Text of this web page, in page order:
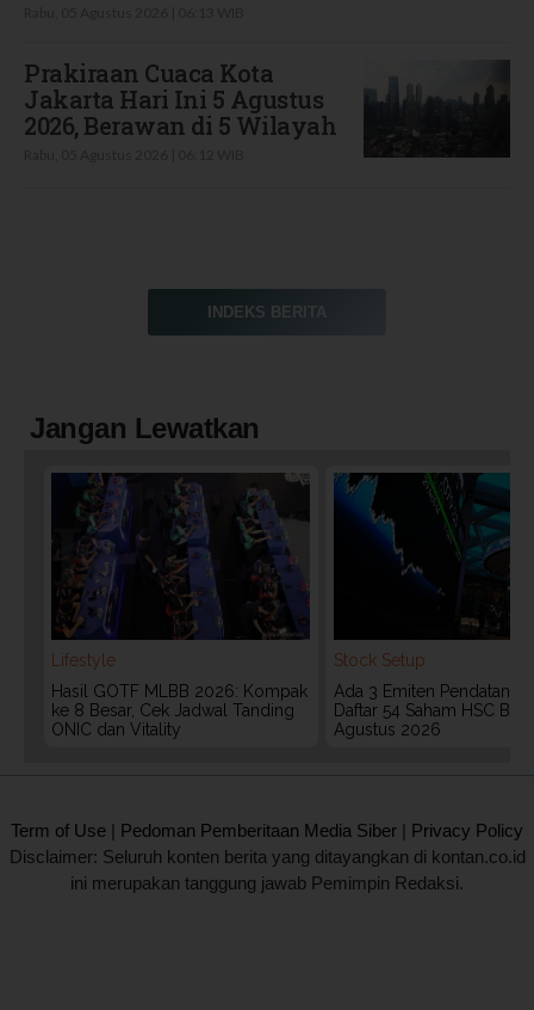
Prakiraan Cuaca Kota
Jakarta Hari Ini 5 Agustus
2026, Berawan di 5 Wilayah
INDEKS BERITA
Jangan Lewatkan
Lifestyle
Hasil GOTF MLBB 2026: Kompak
ke 8 Besar, Cek Jadwal Tanding
ONIC dan Vitality
Stock Setup
Ada 3 Emiten Pendatang
Daftar 54 Saham HSC BEI
Agustus 2026
Term of Use | Pedoman Pemberitaan Media Siber | Privacy Policy
Disclaimer: Seluruh konten berita yang ditayangkan di kontan.co.id
ini merupakan tanggung jawab Pemimpin Redaksi.